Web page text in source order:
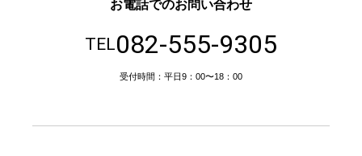
お電話でのお問い合わせ
TEL082-555-9305
受付時間：平日9：00〜18：00